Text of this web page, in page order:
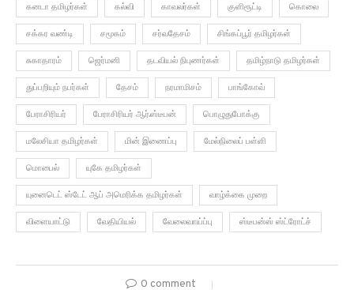
கனடா தமிழர்கள் கல்வி காவலர்கள் குளிரூட்டி கொலை
சக்கர வண்டி சமூகம் சர்வதேசம் சிங்கப்பூர் தமிழர்கள்
சுகாதாரம் ஜெர்மனி தடவியல் நிபுணர்கள் தமிழ்நாடு தமிழர்கள்
துப்பறியும் நபர்கள் தேசம் நரமாமிசம் பாங்கோவ்
பேராசிரியர் பேராசிரியர் ஆர்.ஸ்டீபன் பொழுதுபோக்கு
மலேசியா தமிழர்கள் மின் இணைப்பு மேல்நிலைப் பள்ளி
மொபைல் யுகே தமிழர்கள்
யுனைடெட் ஸ்டேட் ஆப் அமெரிக்க தமிழர்கள் வாழ்க்கை முறை
விளையாட்டு வேதியியல் வேலைவாய்ப்பு ஸ்டீபன்ஸ் ஸ்ட்ரோட்ச்
0 comment